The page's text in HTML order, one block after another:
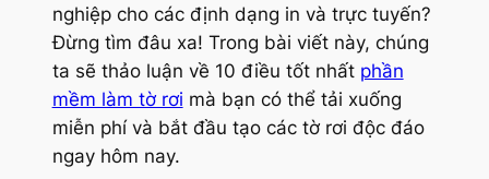
nghiệp cho các định dạng in và trực tuyến?
Đừng tìm đâu xa! Trong bài viết này, chúng
ta sẽ thảo luận về 10 điều tốt nhất phần
mềm làm tờ rơi mà bạn có thể tải xuống
miễn phí và bắt đầu tạo các tờ rơi độc đáo
ngay hôm nay.